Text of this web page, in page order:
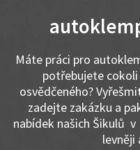
Máte práci pro
potřebujete
osvědčeného?
zadejte zakázku a
nabídek našich Šikulů v
levněji